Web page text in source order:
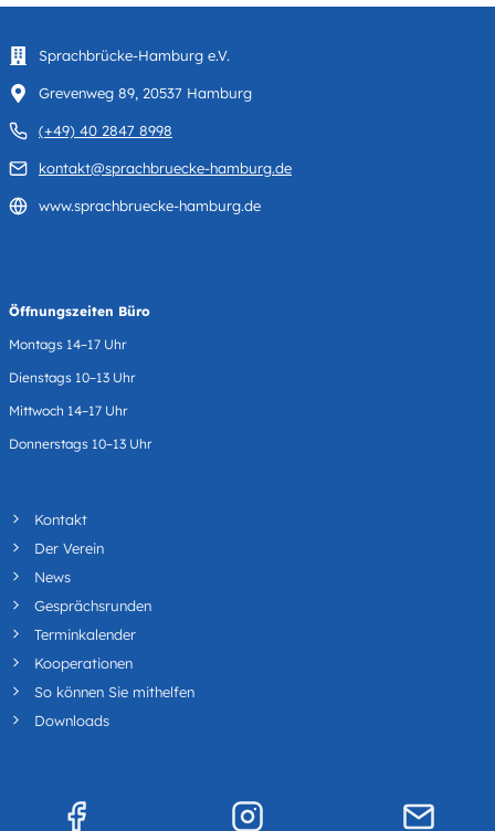
Sprachbrücke-Hamburg e.V.
Grevenweg 89, 20537 Hamburg
(+49) 40 2847 8998
kontakt@sprachbruecke-hamburg.de
www.sprachbruecke-hamburg.de
Öffnungszeiten Büro
Montags 14–17 Uhr
Dienstags 10–13 Uhr
Mittwoch 14–17 Uhr
Donnerstags 10–13 Uhr
Kontakt
Der Verein
News
Gesprächsrunden
Terminkalender
Kooperationen
So können Sie mithelfen
Downloads